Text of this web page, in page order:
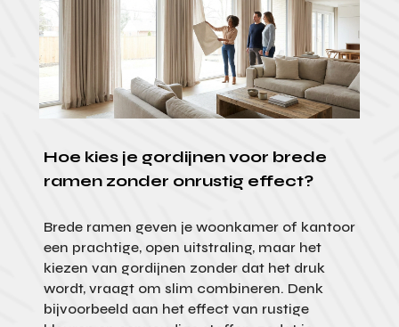
Hoe kies je gordijnen voor brede
ramen zonder onrustig effect?
Brede ramen geven je woonkamer of kantoor
een prachtige, open uitstraling, maar het
kiezen van gordijnen zonder dat het druk
wordt, vraagt om slim combineren. Denk
bijvoorbeeld aan het effect van rustige